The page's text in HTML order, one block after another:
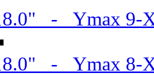
- Ymax 9-
- Ymax 8-